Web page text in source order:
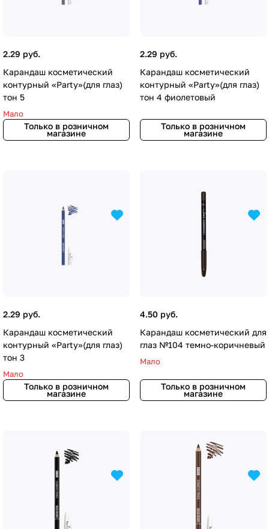
2.29 руб.
Карандаш косметический
контурный «Party»(для глаз)
тон 5
Мало
Только в розничном
магазине
2.29 руб.
Карандаш косметический
контурный «Party»(для глаз)
тон 4 фиолетовый
Только в розничном
магазине
2.29 руб.
Карандаш косметический
контурный «Party»(для глаз)
тон 3
Мало
Только в розничном
магазине
4.50 руб.
Карандаш косметический для
глаз №104 темно-коричневый
Мало
Только в розничном
магазине